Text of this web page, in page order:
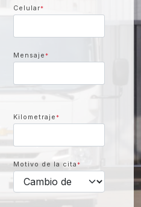
Celular*
Mensaje*
Kilometraje*
Motivo de la cita*